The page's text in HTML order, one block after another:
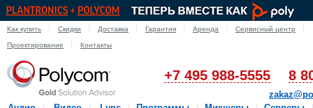
Как купить Скидки Доставка Гарантия Аренда Сервисный центр
Проектирование Контакты
+7 495 988-5555 8